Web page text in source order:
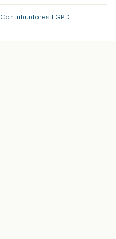
Contribuidores LGPD